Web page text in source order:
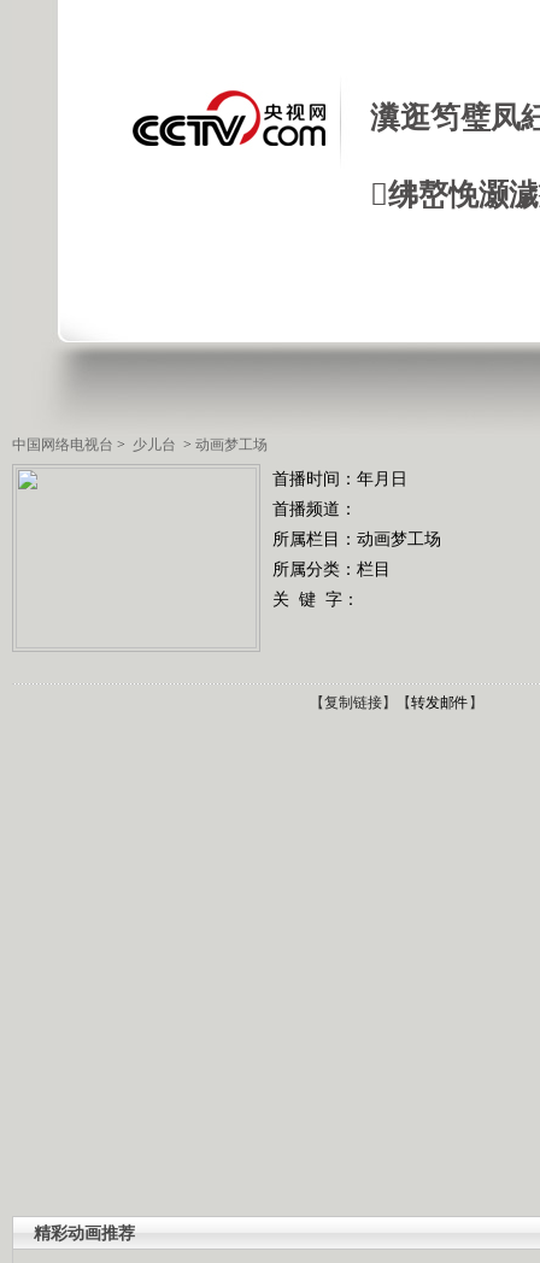
瀵逛笉璧凤
绋嶅悗灏
中国网络电视台 > 少儿台 > 动画梦工场
首播时间：年月日
首播频道：
所属栏目： 动画梦工场
所属分类：栏目
关 键 字：
【复制链接】【转发邮件】
精彩动画推荐